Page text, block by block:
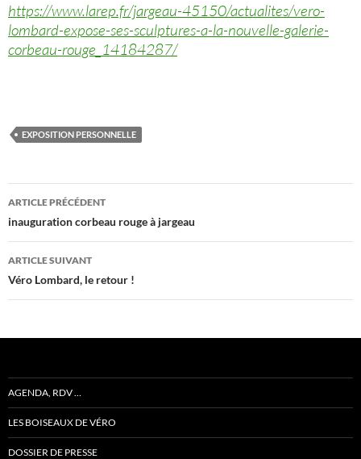
https://www.larep.fr/jargeau-45150/actualites/vero-
lombard-expose-ses-sculptures-a-la-nouvelle-galerie-
corbeau-rouge_14184287/
EXPOSITION PERSONNELLE
Navigation
des
articles
ARTICLE PRÉCÉDENT
inauguration corbeau rouge à jargeau
ARTICLE SUIVANT
Véro Lombard, le retour !
AGENDA, RDV …
LES BOISEAUX DE VÉRO
DOSSIER DE PRESSE